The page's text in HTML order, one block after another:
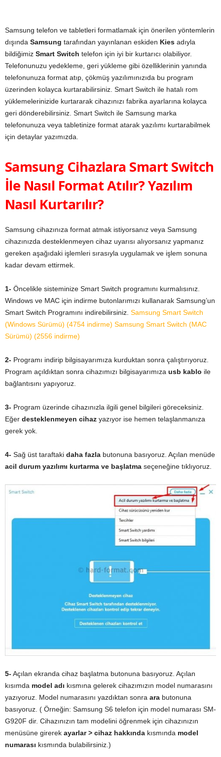
Samsung telefon ve tabletleri formatlamak için önerilen yöntemlerin
dışında Samsung tarafından yayınlanan eskiden Kies adıyla
bildiğimiz Smart Switch telefon için iyi bir kurtarıcı olabiliyor.
Telefonunuzu yedekleme, geri yükleme gibi özelliklerinin yanında
telefonunuza format atıp, çökmüş yazılımınızıda bu program
üzerinden kolayca kurtarabilirsiniz. Smart Switch ile hatalı rom
yüklemelerinizide kurtararak cihazınızı fabrika ayarlarına kolayca
geri dönderebilirsiniz. Smart Switch ile Samsung marka
telefonunuza veya tabletinize format atarak yazılımı kurtarabilmek
için detaylar yazımızda.
Samsung Cihazlara Smart Switch
İle Nasıl Format Atılır? Yazılım
Nasıl Kurtarılır?
Samsung cihazınıza format atmak istiyorsanız veya Samsung
cihazınızda desteklenmeyen cihaz uyarısı alıyorsanız yapmanız
gereken aşağıdaki işlemleri sırasıyla uygulamak ve işlem sonuna
kadar devam ettirmek.
1- Öncelikle sisteminize Smart Switch programını kurmalısınız.
Windows ve MAC için indirme butonlarımızı kullanarak Samsung’un
Smart Switch Programını indirebilirsiniz. Samsung Smart Switch
(Windows Sürümü) (4754 indirme) Samsung Smart Switch (MAC
Sürümü) (2556 indirme)
2- Programı indirip bilgisayarımıza kurduktan sonra çalıştırıyoruz.
Program açıldıktan sonra cihazımızı bilgisayarımıza usb kablo ile
bağlantısını yapıyoruz.
3- Program üzerinde cihazınızla ilgili genel bilgileri göreceksiniz.
Eğer desteklenmeyen cihaz yazıyor ise hemen telaşlanmanıza
gerek yok.
4- Sağ üst taraftaki daha fazla butonuna basıyoruz. Açılan menüde
acil durum yazılımı kurtarma ve başlatma seçeneğine tıklıyoruz.
5-Açılan ekranda cihaz başlatma butonuna basıyoruz. Açılan
kısımda model adı kısmına gelerek cihazımızın model numarasını
yazıyoruz. Model numarasını yazdıktan sonra ara butonuna
basıyoruz. ( Örneğin: Samsung S6 telefon için model numarası SM-
G920F dir. Cihazınızın tam modelini öğrenmek için cihazınızın
menüsüne girerek ayarlar > cihaz hakkında kısmında model
numarası kısmında bulabilirsiniz.)